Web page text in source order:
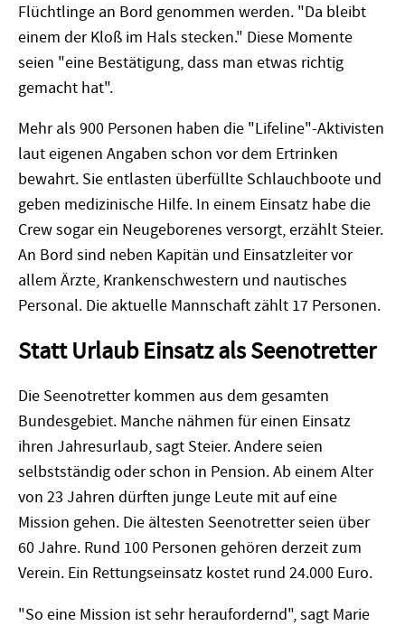
Flüchtlinge an Bord genommen werden. "Da bleibt
einem der Kloß im Hals stecken." Diese Momente
seien "eine Bestätigung, dass man etwas richtig
gemacht hat".
Mehr als 900 Personen haben die "Lifeline"-Aktivisten
laut eigenen Angaben schon vor dem Ertrinken
bewahrt. Sie entlasten überfüllte Schlauchboote und
geben medizinische Hilfe. In einem Einsatz habe die
Crew sogar ein Neugeborenes versorgt, erzählt Steier.
An Bord sind neben Kapitän und Einsatzleiter vor
allem Ärzte, Krankenschwestern und nautisches
Personal. Die aktuelle Mannschaft zählt 17 Personen.
Statt Urlaub Einsatz als Seenotretter
Die Seenotretter kommen aus dem gesamten
Bundesgebiet. Manche nähmen für einen Einsatz
ihren Jahresurlaub, sagt Steier. Andere seien
selbstständig oder schon in Pension. Ab einem Alter
von 23 Jahren dürften junge Leute mit auf eine
Mission gehen. Die ältesten Seenotretter seien über
60 Jahre. Rund 100 Personen gehören derzeit zum
Verein. Ein Rettungseinsatz kostet rund 24.000 Euro.
"So eine Mission ist sehr heraufordernd", sagt Marie